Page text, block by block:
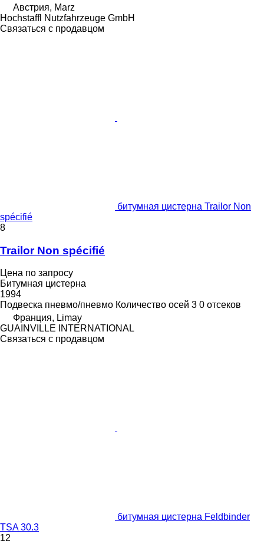
Австрия, Marz
Hochstaffl Nutzfahrzeuge GmbH
Связаться с продавцом
битумная цистерна Trailor Non
spécifié
8
Trailor Non spécifié
Цена по запросу
Битумная цистерна
1994
Подвеска пневмо/пневмо Количество осей 3 0 отсеков
Франция, Limay
GUAINVILLE INTERNATIONAL
Связаться с продавцом
битумная цистерна Feldbinder
TSA 30.3
12